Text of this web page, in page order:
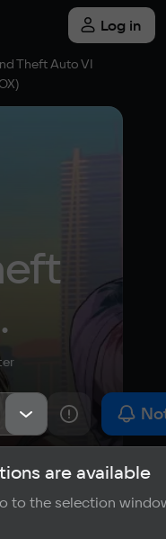
Log in
Theft Auto VI
Publications
are available
to the selection